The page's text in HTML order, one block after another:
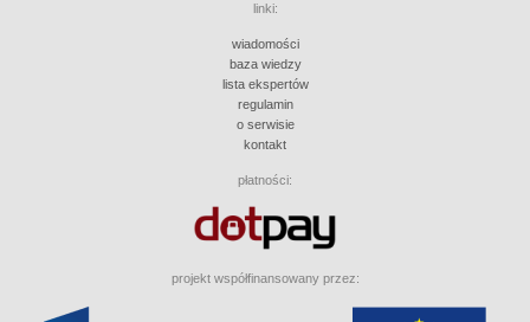
linki:
wiadomości
baza wiedzy
lista ekspertów
regulamin
o serwisie
kontakt
płatności:
projekt współfinansowany przez: